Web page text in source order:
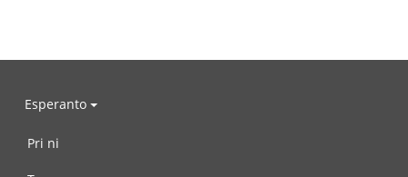
Esperanto
Pri ni